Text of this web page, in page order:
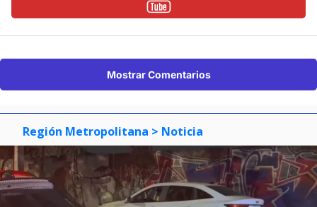
Mostrar Comentarios
Región Metropolitana > Noticia